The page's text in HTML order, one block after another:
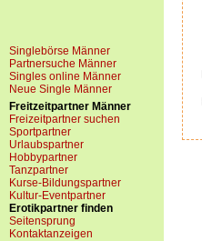
Singlebörse Männer
Partnersuche Männer
Singles online Männer
Neue Single Männer
Freitzeitpartner Männer
Freizeitpartner suchen
Sportpartner
Urlaubspartner
Hobbypartner
Tanzpartner
Kurse-Bildungspartner
Kultur-Eventpartner
Erotikpartner finden
Seitensprung
Kontaktanzeigen